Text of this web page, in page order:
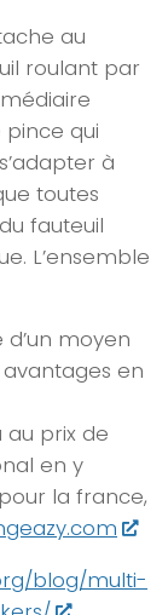
au
roulant par
pince qui
à
toutes
fauteuil
L’ensemble
moyen
en
au prix de
en y
la france,
blog/multi-